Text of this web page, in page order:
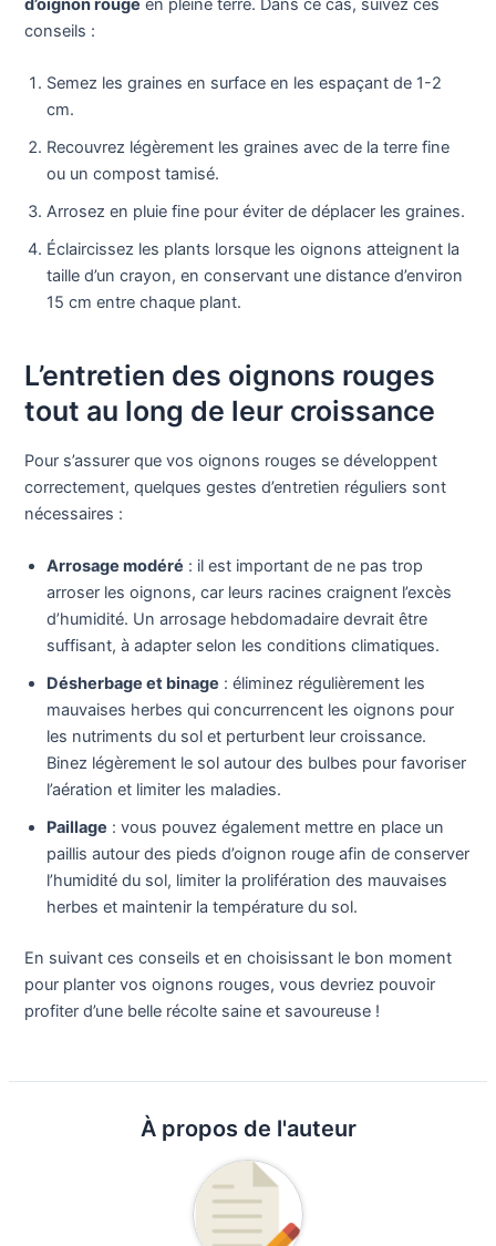
d’oignon rouge en pleine terre. Dans ce cas, suivez ces
conseils :
Semez les graines en surface en les espaçant de 1-2
cm.
Recouvrez légèrement les graines avec de la terre fine
ou un compost tamisé.
Arrosez en pluie fine pour éviter de déplacer les graines.
Éclaircissez les plants lorsque les oignons atteignent la
taille d’un crayon, en conservant une distance d’environ
15 cm entre chaque plant.
L’entretien des oignons rouges
tout au long de leur croissance
Pour s’assurer que vos oignons rouges se développent
correctement, quelques gestes d’entretien réguliers sont
nécessaires :
Arrosage modéré : il est important de ne pas trop
arroser les oignons, car leurs racines craignent l’excès
d’humidité. Un arrosage hebdomadaire devrait être
suffisant, à adapter selon les conditions climatiques.
Désherbage et binage : éliminez régulièrement les
mauvaises herbes qui concurrencent les oignons pour
les nutriments du sol et perturbent leur croissance.
Binez légèrement le sol autour des bulbes pour favoriser
l’aération et limiter les maladies.
Paillage : vous pouvez également mettre en place un
paillis autour des pieds d’oignon rouge afin de conserver
l’humidité du sol, limiter la prolifération des mauvaises
herbes et maintenir la température du sol.
En suivant ces conseils et en choisissant le bon moment
pour planter vos oignons rouges, vous devriez pouvoir
profiter d’une belle récolte saine et savoureuse !
À propos de l'auteur